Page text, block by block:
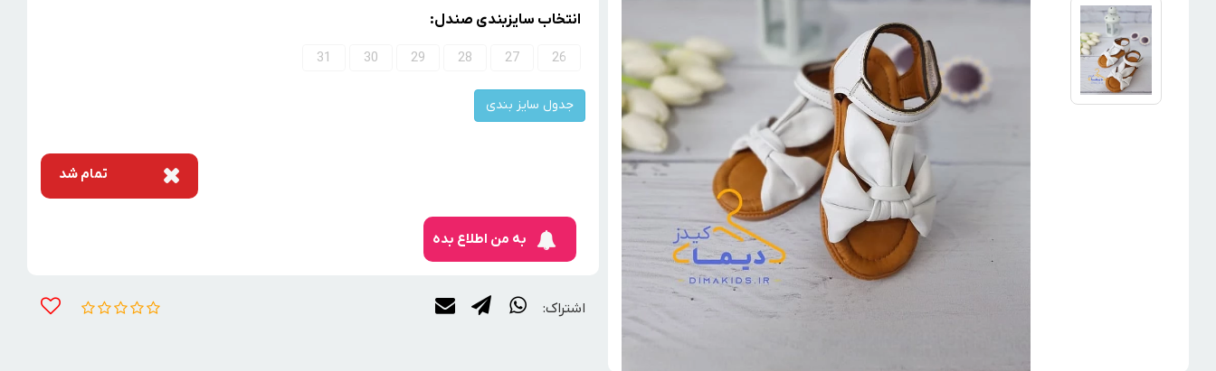
انتخاب سایزبندی صندل:
26
27
28
29
30
31
جدول سایز بندی
تمام شد
به من اطلاع بده
اشتراک: